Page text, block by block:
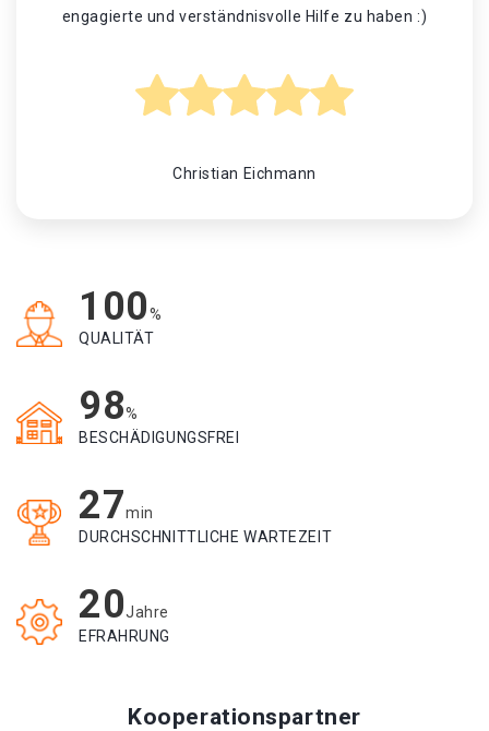
engagierte und verständnisvolle Hilfe zu haben :)
Christian Eichmann
100%
QUALITÄT
98%
BESCHÄDIGUNGSFREI
27min
DURCHSCHNITTLICHE WARTEZEIT
20Jahre
EFRAHRUNG
Kooperationspartner